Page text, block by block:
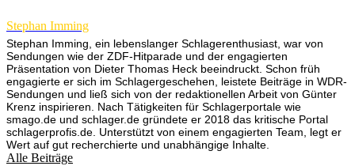
Stephan Imming
Stephan Imming, ein lebenslanger Schlagerenthusiast, war von
Sendungen wie der ZDF-Hitparade und der engagierten
Präsentation von Dieter Thomas Heck beeindruckt. Schon früh
engagierte er sich im Schlagergeschehen, leistete Beiträge in WDR-
Sendungen und ließ sich von der redaktionellen Arbeit von Günter
Krenz inspirieren. Nach Tätigkeiten für Schlagerportale wie
smago.de und schlager.de gründete er 2018 das kritische Portal
schlagerprofis.de. Unterstützt von einem engagierten Team, legt er
Wert auf gut recherchierte und unabhängige Inhalte.
Alle Beiträge